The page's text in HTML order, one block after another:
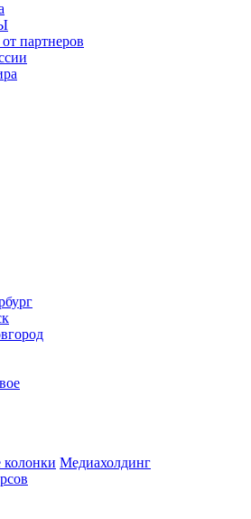
партнеров
колонки Медиахолдинг